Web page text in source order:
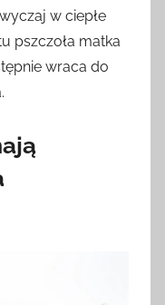
w ciepłe
pszczoła matka
wraca do